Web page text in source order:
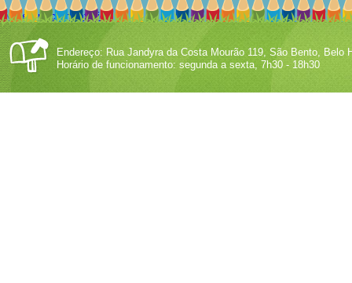
Deixe um comentário
Endereço: Rua Jandyra da Costa Mourão 119, São Bento, Belo
Horário de funcionamento: segunda a sexta, 7h30 - 18h30